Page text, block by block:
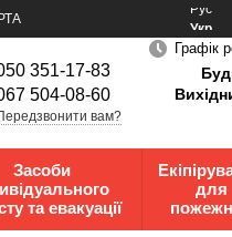
Рус
Укр
351-17-83
504-08-60
вам?
Графік
Засоби
та евакуації
для